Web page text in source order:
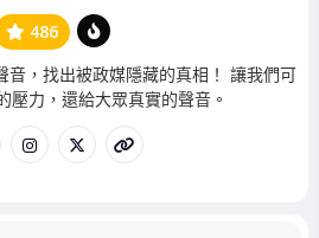
486
管
理
音，找出被政媒隱藏的真相！ 讓我們可
壓力，還給大眾真實的聲音。